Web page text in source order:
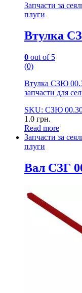
Запчасти за
плуги
Втулка
0 out of 5
(0)
Втулка СЗЮ
запчасти для
SKU: СЗЮ
1.0 грн.
Read more
Запчасти за
плуги
Вал СЗГ